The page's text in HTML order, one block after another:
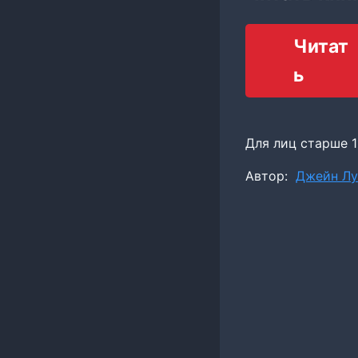
Читат
ь
Для лиц старше
Метки
Автор: Джейн